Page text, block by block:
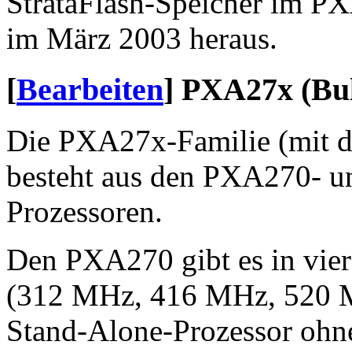
im März 2003 heraus.
[Bearbeiten] PXA27x
Die PXA27x-Familie (mit
besteht aus den PXA270-
Prozessoren.
Den PXA270 gibt es in
(312 MHz, 416 MHz, 520
Stand-Alone-Prozessor